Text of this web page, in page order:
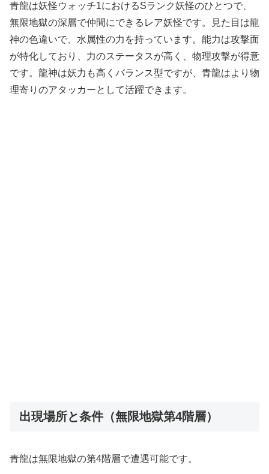
青龍は妖怪ウォッチ1におけるSランク妖怪のひとつで、
無限地獄の深層で仲間にできるレア妖怪です。見た目は龍
神の色違いで、水属性の力を持っています。能力は攻撃面
が特化しており、力のステータスが高く、物理攻撃が得意
です。龍神は妖力も高くバランス型ですが、青龍はより物
理寄りのアタッカーとして活躍できます。
出現場所と条件（無限地獄第4階層）
青龍は無限地獄の第4階層で遭遇可能です。